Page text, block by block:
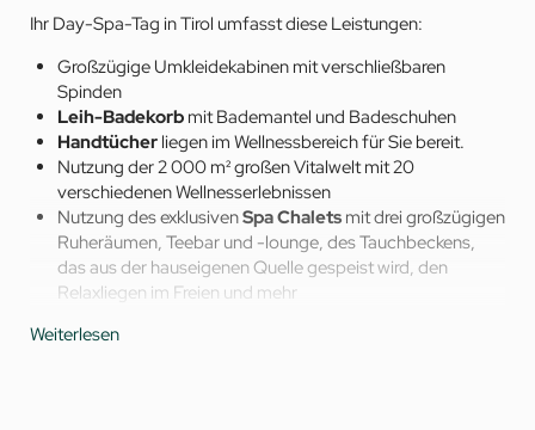
Ihr Day-Spa-Tag in Tirol umfasst diese Leistungen:
Großzügige Umkleidekabinen mit verschließbaren
Spinden
Leih-Badekorbmit Bademantel und Badeschuhen
Handtücher liegen im Wellnessbereich für Sie bereit.
Nutzung der 2 000 m² großen Vitalwelt mit 20
verschiedenen Wellnesserlebnissen
Nutzung des exklusivenSpa Chaletsmit drei großzügigen
Ruheräumen, Teebar und -lounge, des Tauchbeckens,
das aus der hauseigenen Quelle gespeist wird, den
Relaxliegen im Freien und mehr
Geräten
Weiterlesen